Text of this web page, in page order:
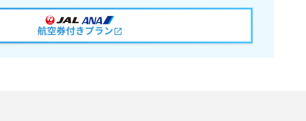
航空券付きプラン